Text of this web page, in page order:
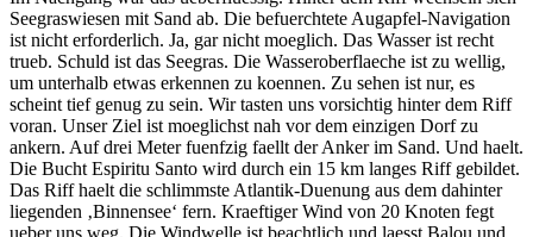
Seegraswiesen mit Sand ab. Die befuerchtete Augapfel-Navigation
ist nicht erforderlich. Ja, gar nicht moeglich. Das Wasser ist recht
trueb. Schuld ist das Seegras. Die Wasseroberflaeche ist zu wellig,
um unterhalb etwas erkennen zu koennen. Zu sehen ist nur, es
scheint tief genug zu sein. Wir tasten uns vorsichtig hinter dem Riff
voran. Unser Ziel ist moeglichst nah vor dem einzigen Dorf zu
ankern. Auf drei Meter fuenfzig faellt der Anker im Sand. Und haelt.
Die Bucht Espiritu Santo wird durch ein 15 km langes Riff gebildet.
Das Riff haelt die schlimmste Atlantik-Duenung aus dem dahinter
liegenden ‚Binnensee‘ fern. Kraeftiger Wind von 20 Knoten fegt
ueber uns weg. Die Windwelle ist beachtlich und laesst Balou und